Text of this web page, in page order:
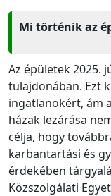
Mi történik az
Az épületek 2025.
tulajdonában. Ezt
ingatlanokért, ám
házak lezárása
célja, hogy
karbantartási és
érdekében
Közszolgálati